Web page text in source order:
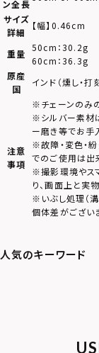
ン全長
サイズ
詳細
【幅】0.46cm
重量
50cm：30.2g
60cm：36.3g
原産
国
インド（燻し・
注意
事項
※チェーンのみ
※シルバー素材
ー磨き等でお手
※故障・変色・
でのご使用は出
※撮影環境やス
り、画面上と実
※いぶし処理（
個体差がござい